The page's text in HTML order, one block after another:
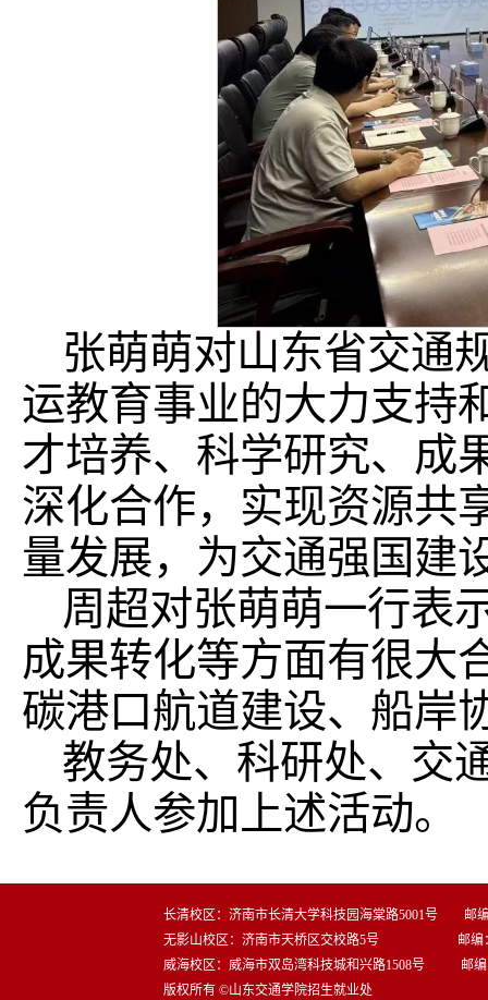
张萌萌对山东省交通
运教育事业的大力支持
才培养、科学研究、成
深化合作，实现资源共
量发展，为交通强国建
周超对张萌萌一行表
成果转化等方面有很大
碳港口航道建设、船岸
教务处、科研处、交
负责人参加上述活动。
长清校区：济南市长清大学科技园海棠路5001号 邮编
无影山校区：济南市天桥区交校路5号 邮编：
威海校区：威海市双岛湾科技城和兴路1508号 邮编
版权所有 ©山东交通学院招生就业处